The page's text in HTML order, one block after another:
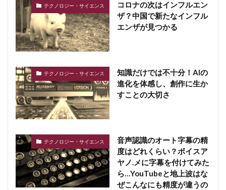
テクノロジー・サイエンス
コロナの次はインフルエン
ザ？中国で新たなインフル
エンザが見つかる
テクノロジー・サイエンス
知識だけでは不十分！AIの
進化を体感し、創作に生か
すことの大切さ
テクノロジー・サイエンス
音声認識のオート字幕の精
度はどれくらい？ボイスア
ヤノ.メに字幕を付けてみた
ら…YouTubeと地上波はな
ぜこんなにも精度が違うの